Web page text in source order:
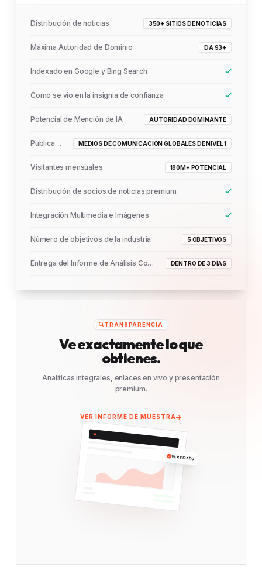
Distribución de noticias 350+ SITIOS DE NOTICIAS
Máxima Autoridad de Dominio DA 93+
Indexado en Google y Bing Search
Como se vio en la insignia de confianza
Potencial de Mención de IA AUTORIDAD DOMINANTE
Publicado En MEDIOS DE COMUNICACIÓN GLOBALES DE NIVEL 1
Visitantes mensuales 180M+ POTENCIAL
Distribución de socios de noticias premium
Integración Multimedia e Imágenes
Número de objetivos de la industria 5 OBJETIVOS
Entrega del Informe de Análisis Completo DENTRO DE 3 DÍAS
TRANSPARENCIA
Ve exactamente lo que
obtienes.
Analíticas integrales, enlaces en vivo y presentación
premium.
VER INFORME DE MUESTRA
VERIFICADO